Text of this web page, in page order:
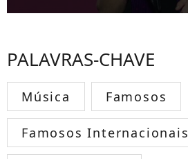
PALAVRAS-CHAVE
Música Famosos
Famosos Internacionais